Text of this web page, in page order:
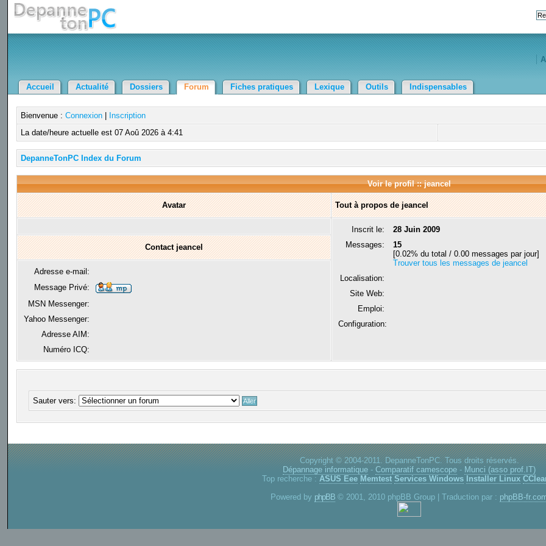
Accueil Actualité Dossiers Forum Fiches pratiques Lexique Outils Indispensables
Bienvenue : Connexion|
Inscription
La date/heure actuelle est 07 Aoû 2026 à 4:41
DepanneTonPC Index du Forum
Voir le profil :: jeancel
Avatar Tout à propos de jeancel
Inscrit le:
28 Juin 2009
Messages:
15
[0.02% du total / 0.00 messages par jour]
Trouver tous les messages de jeancel
Localisation:
Site Web:
Emploi:
Configuration:
Contact jeancel
Adresse e-mail:
Message Privé:
MSN Messenger:
Yahoo Messenger:
Adresse AIM:
Numéro ICQ:
Sauter vers:
Copyright © 2004-2011. DepanneTonPC. Tous droits réservés.
Dépannage informatique -Comparatif camescope - Munci (asso prof.IT)
Top recherche : ASUS Eee Memtest Services Windows Installer Linux
Powered by phpBB © 2001, 2010 phpBB Group | Traduction par : phpBB-